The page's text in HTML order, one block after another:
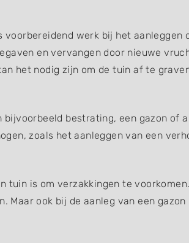
werk bij het aanleggen
en vervangen door nieuwe
het nodig zijn om de tuin af te
bestrating, een gazon of
zoals het aanleggen van een
tuin is om verzakkingen te
Maar ook bij de aanleg van een